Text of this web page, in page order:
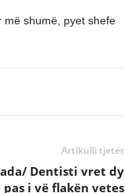
më shumë, pyet shefe
Artikulli tjetër
Dentisti vret dy
i vë flakën vetes